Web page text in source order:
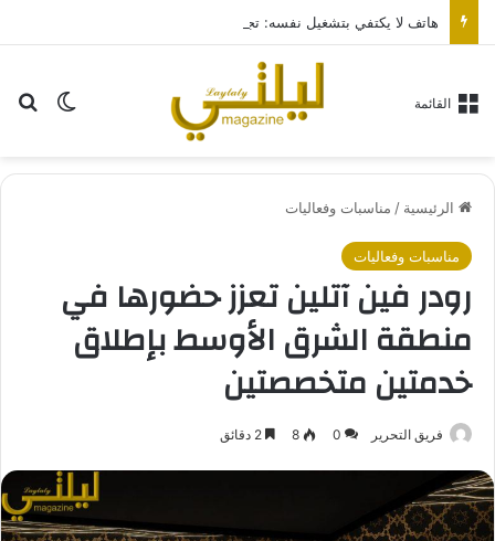
الوضع القائمة
الرئيسية / مناسبات وفعاليات
مناسبات وفعاليات
رودر فين آتلين تعزز حضورها في
منطقة الشرق الأوسط بإطلاق
خدمتين متخصصتين
فريق التحرير 0
8